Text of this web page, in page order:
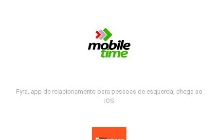
Fyra, app de relacionamento para pessoas de esquerda, chega ao
iOS